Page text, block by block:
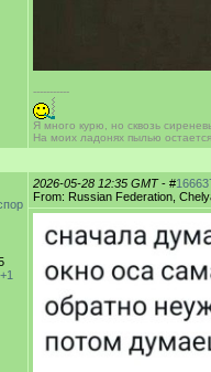
-----------
Я много курю, но сквозь
На моих ладонях пылью
2026-05-28 12:35 GMT- #
From: Russian Federation,